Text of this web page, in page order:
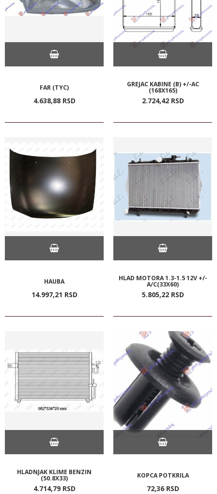
FAR (TYC)
4.638,88 RSD
GREJAC KABINE (B) +/-AC
(168X165)
2.724,42 RSD
HAUBA
14.997,21 RSD
HLAD MOTORA 1.3-1.5 12V +/-
A/C(33X60)
5.805,22 RSD
HLADNJAK KLIME BENZIN
(50.8X33)
4.714,79 RSD
KOPCA POTKRILA
72,36 RSD